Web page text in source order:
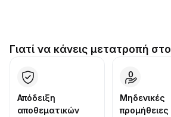
Γιατί να κάνεις μετατροπή
Απόδειξη
αποθεματικών
Μηδενικές
προμήθειες